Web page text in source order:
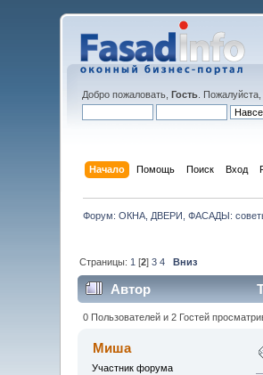
Добро пожаловать,Гость .
Начало Помощь Поиск Вход
Форум: ОКНА, ДВЕРИ, ФАСАДЫ:
Страницы: 1 [2]3 4 Вниз
Автор
0 Пользователей и 2 Гостей
Миша
Участник форума